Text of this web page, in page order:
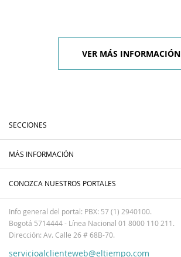
VER MÁS INFORMACIÓN
SECCIONES
MÁS INFORMACIÓN
CONOZCA NUESTROS PORTALES
Info general del portal: PBX: 57 (1) 2940100.
Bogotá 5714444 - Línea Nacional 01 8000 110 211.
Dirección: Av. Calle 26 # 68B-70.
servicioalclienteweb@eltiempo.com